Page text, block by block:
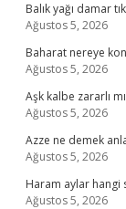
Balık yağı damar
Ağustos 5, 2026
Baharat nereye
Ağustos 5, 2026
Aşk kalbe zararlı
Ağustos 5, 2026
Azze ne demek
Ağustos 5, 2026
Haram aylar hangi
Ağustos 5, 2026